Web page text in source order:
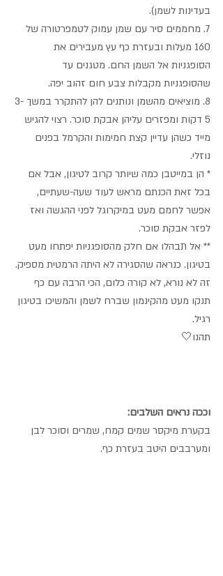
בעדינות לשמן).
7. מחממים סיר עם שמן עמוק לטמפרטורה של
160 מעלות ובעזרת כף עץ מעבירים את
הסופגניות אל השמן החם. מטגנים עד
שהסופגניות מקבלות צבע חום זהוב יפה.
8. מוציאים מהשמן ונותנים להן להתקרר במשך 3-
5 דקות ומפזרים עליהן אבקת סוכר. רצוי להגיש
מייד כשהן עדיין קצת חמימות והקרמל בפנים
נוזלי.
* הן במייטבן כמה שיותר קרוב לטיגון, אבל אם
בכל זאת הכנתם מראש לעוד שעה-שעתיים,
אפשר לחמם מעט במיקרוגל לפני ההגשה ואז
לפזר אבקת סוכר.
** אל תבהלו אם חלק מהסופגניות יפתחו מעט
בטיגון. כנראה שהסגירה לא היתה הרמטית מספיק.
זה לא נורא, לא קורה כלום, הכי הרבה עם כף
תנקו מעט מהקינמון שברח לשמן והמשיכו בטיגון
רגיל.
תהנו🤍
וככה נראים השלבים:
בקערת מיקסר שמים קמח, שמרים וסוכר לבן
ומערבבים היטב בעזרת כף.